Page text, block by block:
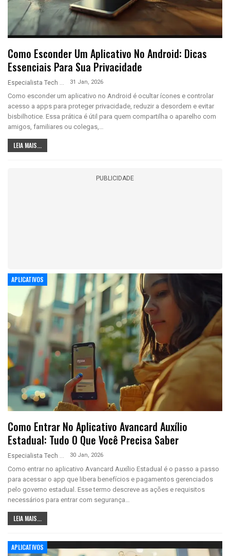
Como Esconder Um Aplicativo No Android: Dicas
Essenciais Para Sua Privacidade
Especialista Tech 31 Jan, 2026
Como esconder um aplicativo no Android é ocultar ícones e controlar
acesso a apps para proteger privacidade, reduzir a desordem e evitar
bisbilhotice. Essa prática é útil para quem compartilha o aparelho com
amigos, familiares ou colegas,…
LEIA MAIS...
PUBLICIDADE
APLICATIVOS
Como Entrar No Aplicativo Avancard Auxílio
Estadual: Tudo O Que Você Precisa Saber
30 Jan, 2026
Como entrar no aplicativo Avancard Auxílio Estadual é o passo a passo
para acessar o app que libera benefícios e pagamentos gerenciados
pelo governo estadual. Esse termo descreve as ações e requisitos
necessários para entrar com segurança…
LEIA MAIS...
APLICATIVOS